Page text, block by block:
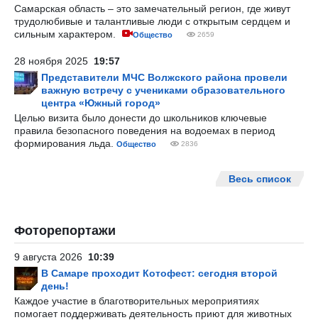
Самарская область – это замечательный регион, где живут
трудолюбивые и талантливые люди с открытым сердцем и
сильным характером.
Общество 2659
28 ноября 2025 19:57
Представители МЧС Волжского района провели
важную встречу с учениками образовательного
центра «Южный город»
Целью визита было донести до школьников ключевые
правила безопасного поведения на водоемах в период
формирования льда.
Общество 2836
Весь список
Фоторепортажи
9 августа 2026 10:39
В Самаре проходит Котофест: сегодня второй
день!
Каждое участие в благотворительных мероприятиях
помогает поддерживать деятельность приют для животных